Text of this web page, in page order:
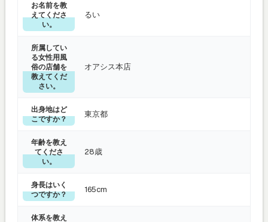
お名前を教
えてくださ
い。
るい
所属してい
る女性用風
俗の店舗を
教えてくだ
さい。
オアシス本店
出身地はど
こですか？
東京都
年齢を教え
てくださ
い。
28歳
身長はいく
つですか？
165cm
体系を教え